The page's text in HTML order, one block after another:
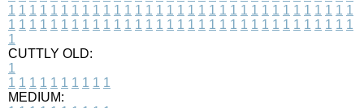
1 1 1 1 1 1 1 1 1 1 1 1 1 1 1 1 1 1 1 1 1 1 1 1 1 1 1 1 1 1 1 1 1
1 1 1 1 1 1 1 1 1 1 1 1 1 1 1 1 1 1 1 1 1 1 1 1 1 1 1 1 1 1 1 1 1
1
CUTTLY OLD:
1
1 1 1 1 1 1 1 1 1 1
MEDIUM: